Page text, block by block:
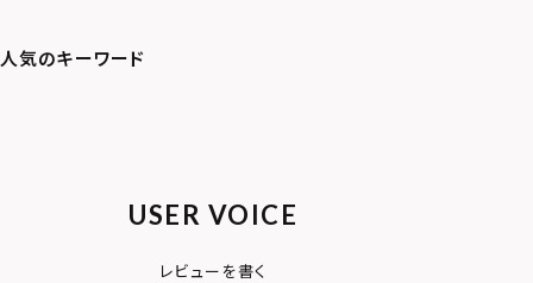
USER VOICE
レビューを書く